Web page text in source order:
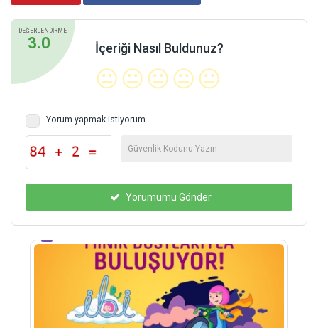
DEĞERLENDİRME
3.0 İçeriği Nasıl Buldunuz?
😐😐😐😐😐
Yorum yapmak istiyorum
Yorumumu Gönder